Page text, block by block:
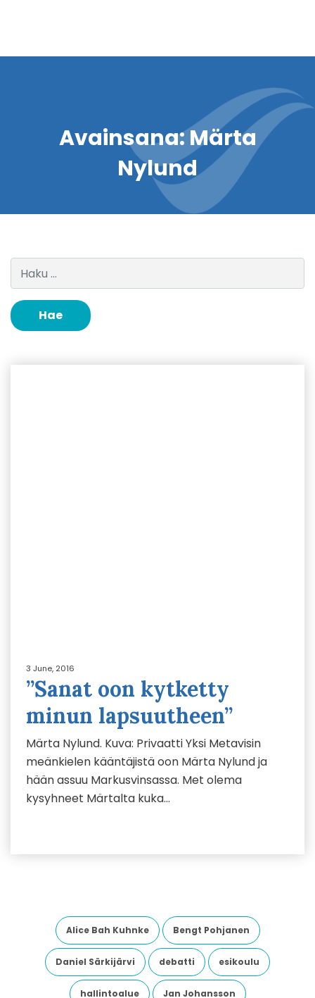
Avainsana:Märta
Nylund
Haku:
3 June, 2016
”Sanat oon kytketty
minun lapsuutheen”
Märta Nylund. Kuva: Privaatti Yksi Metavisin
meänkielen kääntäjistä oon Märta Nylund ja
hään assuu Markusvinsassa. Met olema
kysyhneet Märtalta kuka…
Alice Bah Kuhnke Bengt Pohjanen
Daniel Särkijärvi debatti esikoulu
hallintoalue Jan Johansson